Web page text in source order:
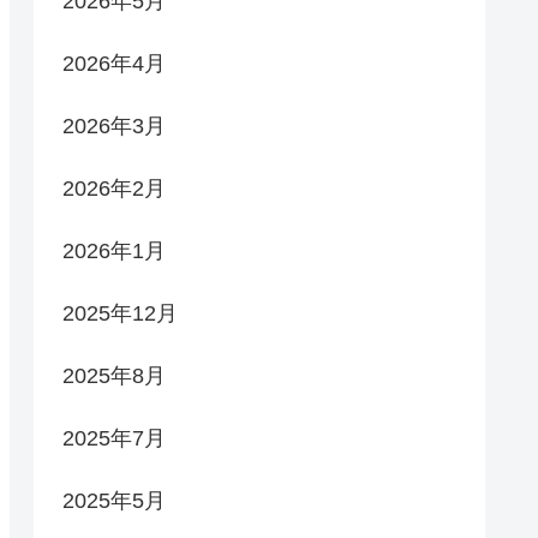
2026年4月
2026年3月
2026年2月
2026年1月
2025年12月
2025年8月
2025年7月
2025年5月